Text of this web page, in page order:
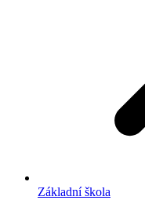
Základní škola